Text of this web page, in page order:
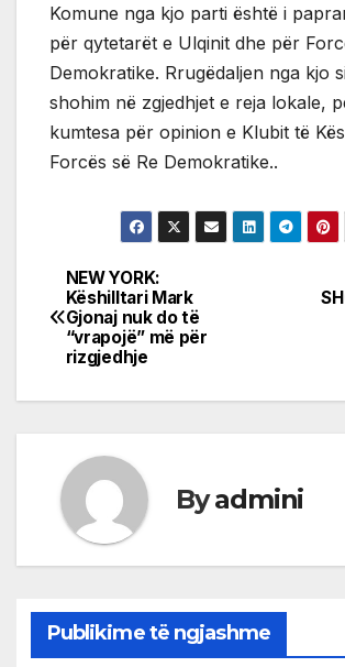
Komune nga kjo parti është i
për qytetarët e Ulqinit dhe për
Demokratike. Rrugëdaljen nga kjo
shohim në zgjedhjet e reja lokale,
kumtesa për opinion e Klubit të
Forcës së Re Demokratike..
Post
navigation
NEW YORK:
Këshilltari Mark
Gjonaj nuk do të
“vrapojë” më për
rizgjedhje
Byadmini
Publikime të ngjashme